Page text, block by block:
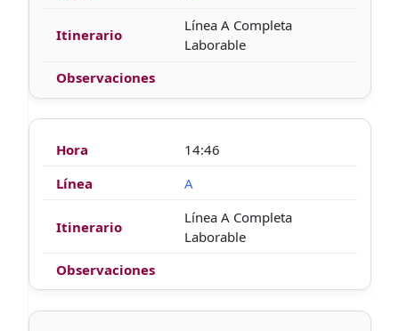
Línea A Completa
Laborable
14:46
A
Línea A Completa
Laborable